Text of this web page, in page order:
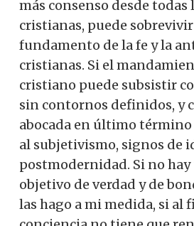
más consenso desde todas
cristianas, puede
fundamento de la fe y la
cristianas. Si el
cristiano puede subsistir
sin contornos definidos, y
abocada en último
al subjetivismo, signos de
postmodernidad. Si no
objetivo de verdad y de
las hago a mi medida, si al